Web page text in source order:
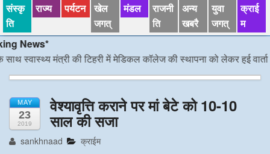
खेल जगत्
पर्यटन
पड़ोसी राज्य
देश विदेश
अन्य खबरै
संस्कृ
ति
राज्य पर्यटन खेल
जगत्
मंडल
राजनी
ति
अन्य
खबरै
युवा
जगत्
क्राई
म
मंत्री की टिहरी में मेडिकल कॉलेज की स्थापना को लेकर हुई वार्ता/*/
MAY
23
2019
वेश्यावृत्ति कराने पर मां बेटे को 10-10
साल की सजा
sankhnaad क्राईम